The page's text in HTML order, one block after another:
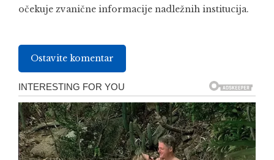
očekuje zvanične informacije nadležnih institucija.
Ostavite komentar